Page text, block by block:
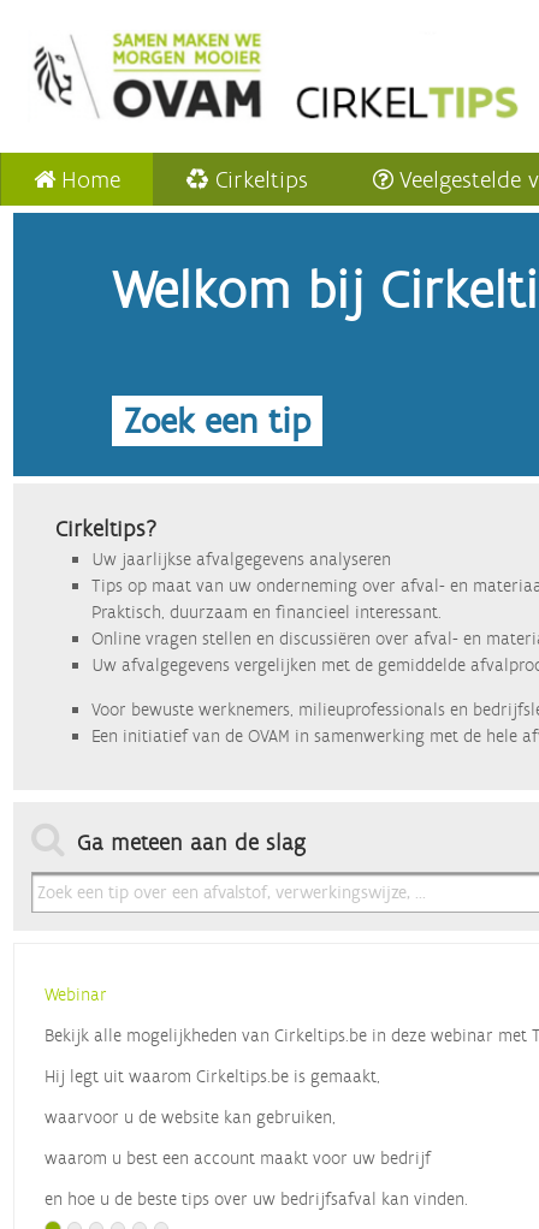
Home Cirkeltips Veelgestelde
Welkom bij
Zoek een tip
Cirkeltips?
Uw jaarlijkse afvalgegevens analyseren
Tips op maat van uw onderneming over afval- en
Praktisch, duurzaam en financieel interessant.
Online vragen stellen en discussiëren over afval- en
Uw afvalgegevens vergelijken met de gemiddelde
Voor bewuste werknemers, milieuprofessionals en
Een initiatief van de OVAM in samenwerking met de hele
Ga meteen aan de slag
Webinar
Bekijk alle mogelijkheden van Cirkeltips.be in deze webinar met
Hij legt uit waarom Cirkeltips.be is gemaakt,
waarvoor u de website kan gebruiken,
waarom u best een account maakt voor uw bedrijf
en hoe u de beste tips over uw bedrijfsafval kan vinden.